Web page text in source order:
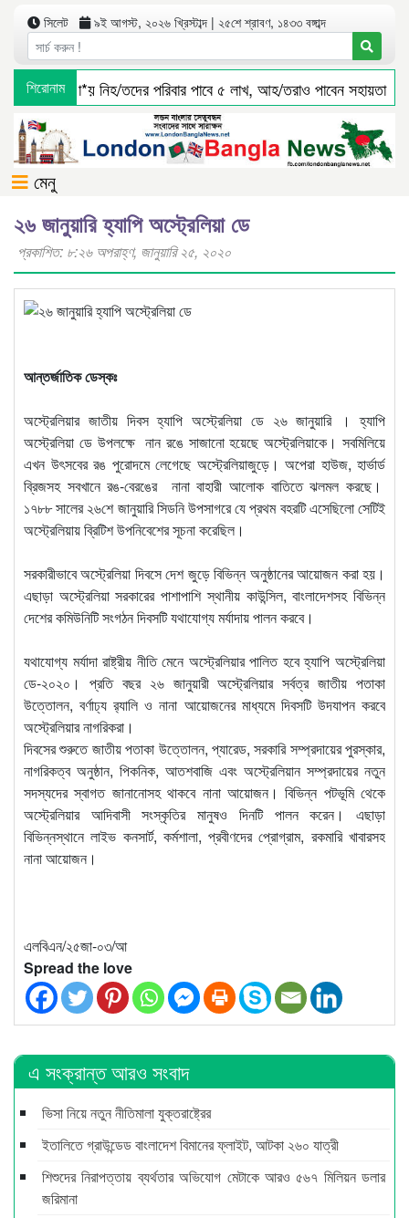
সিলেট ৯ই আগস্ট, ২০২৬ খ্রিস্টাব্দ | ২৫শে শ্রাবণ, ১৪৩৩ বঙ্গাব্দ
শিরোনাম
বাস দুর্ঘ*টনা*য় নিহ/তদের পরিবার পাবে ৫ লাখ, আহ/তরাও পাবেন সহায়তা
মেনু
২৬ জানুয়ারি হ্যাপি অস্ট্রেলিয়া ডে
প্রকাশিত: ৮:২৬ অপরাহ্ণ, জানুয়ারি ২৫, ২০২০
আন্তর্জাতিক ডেস্কঃ
অস্ট্রেলিয়ার জাতীয় দিবস হ্যাপি অস্ট্রেলিয়া ডে ২৬ জানুয়ারি । হ্যাপি
অস্ট্রেলিয়া ডে উপলক্ষে নান রঙে সাজানো হয়েছে অস্ট্রেলিয়াকে। সবমিলিয়ে
এখন উৎসবের রঙ পুরোদমে লেগেছে অস্ট্রেলিয়াজুড়ে। অপেরা হাউজ, হার্ভার্ড
ব্রিজসহ সবখানে রঙ-বেরঙের নানা বাহারী আলোক বাতিতে ঝলমল করছে।
১৭৮৮ সালের ২৬শে জানুয়ারি সিডনি উপসাগরে যে প্রথম বহরটি এসেছিলো সেটিই
অস্ট্রেলিয়ায় ব্রিটিশ উপনিবেশের সূচনা করেছিল।
সরকারীভাবে অস্ট্রেলিয়া দিবসে দেশ জুড়ে বিভিন্ন অনুষ্ঠানের আয়োজন করা হয়।
এছাড়া অস্ট্রেলিয়া সরকারের পাশাপাশি স্থানীয় কাউন্সিল, বাংলাদেশসহ বিভিন্ন
দেশের কমিউনিটি সংগঠন দিবসটি যথাযোগ্য মর্যাদায় পালন করবে।
যথাযোগ্য মর্যাদা রাষ্ট্রীয় নীতি মেনে অস্ট্রেলিয়ার পালিত হবে হ্যাপি অস্ট্রেলিয়া
ডে-২০২০। প্রতি বছর ২৬ জানুয়ারী অস্ট্রেলিয়ার সর্বত্র জাতীয় পতাকা
উত্তোলন, বর্ণাঢ্য র‌্যালি ও নানা আয়োজনের মাধ্যমে দিবসটি উদযাপন করবে
অস্ট্রেলিয়ার নাগরিকরা।
দিবসের শুরুতে জাতীয় পতাকা উত্তোলন, প্যারেড, সরকারি সম্প্রদায়ের পুরস্কার,
নাগরিকত্ব অনুষ্ঠান, পিকনিক, আতশবাজি এবং অস্ট্রেলিয়ান সম্প্রদায়ের নতুন
সদস্যদের স্বাগত জানানোসহ থাকবে নানা আয়োজন। বিভিন্ন পটভূমি থেকে
অস্ট্রেলিয়ার আদিবাসী সংস্কৃতির মানুষও দিনটি পালন করেন। এছাড়া
বিভিন্নস্থানে লাইভ কনসার্ট, কর্মশালা, প্রবীণদের প্রোগ্রাম, রকমারি খাবারসহ
নানা আয়োজন।
এলবিএন/২৫জা-০৩/আ
Spread the love
এ সংক্রান্ত আরও সংবাদ
ভিসা নিয়ে নতুন নীতিমালা যুক্তরাষ্ট্রের
ইতালিতে গ্রাউন্ডেড বাংলাদেশ বিমানের ফ্লাইট, আটকা ২৬০ যাত্রী
শিশুদের নিরাপত্তায় ব্যর্থতার অভিযোগ মেটাকে আরও ৫৬৭ মিলিয়ন ডলার
জরিমানা